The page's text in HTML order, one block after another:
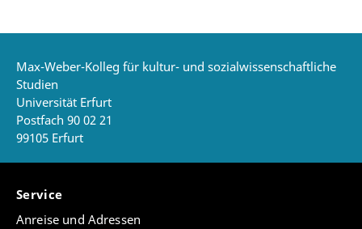
Max-Weber-Kolleg für kultur- und sozialwissenschaftliche
Studien
Universität Erfurt
Postfach 90 02 21
99105 Erfurt
Service
Anreise und Adressen